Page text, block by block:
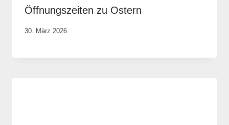
Öffnungszeiten zu Ostern
Von
Physio
30. März 2026